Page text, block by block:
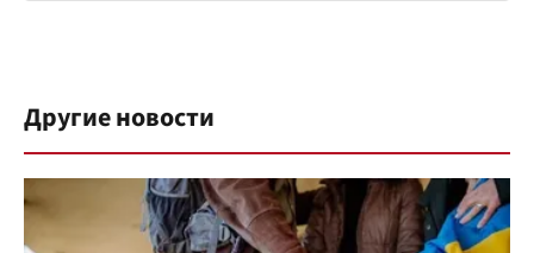
Другие новости